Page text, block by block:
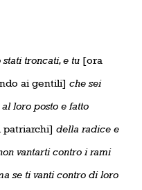
troncati, e tu [ora
ai gentili] che sei
loro posto e fatto
patriarchi] della radice e
vantarti contro i rami
se ti vanti contro di loro